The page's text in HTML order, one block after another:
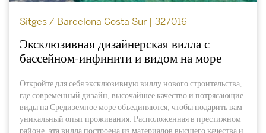
Sitges / Barcelona Costa Sur | 327016
Эксклюзивная дизайнерская вилла с
бассейном-инфинити и видом на море
Откройте для себя эксклюзивную виллу нового строительства,
где современный дизайн, высочайшее качество и потрясающие
виды на Средиземное море объединяются, чтобы подарить вам
уникальный опыт проживания. Расположенная в престижном
районе, эта вилла построена из материалов высшего качества и